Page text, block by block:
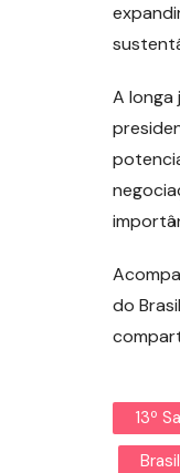
A longa
do
13º